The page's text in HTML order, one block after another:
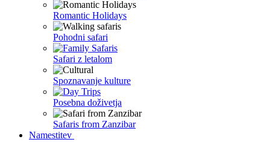
Romantic Holidays
Pohodni safari
Safari z letalom
Spoznavanje kulture
Posebna doživetja
Safaris from Zanzibar
Namestitev